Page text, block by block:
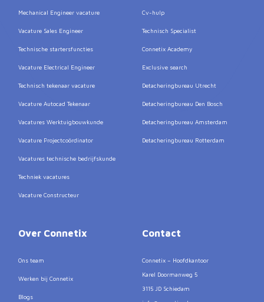
Mechanical Engineer vacature
Vacature Sales Engineer
Technische startersfuncties
Vacature Electrical Engineer
Technisch tekenaar vacature
Vacature Autocad Tekenaar
Vacatures Werktuigbouwkunde
Vacature Projectcoördinator
Vacatures technische bedrijfskunde
Techniek vacatures
Vacature Constructeur
Cv-hulp
Technisch Specialist
Connetix Academy
Exclusive search
Detacheringbureau Utrecht
Detacheringbureau Den Bosch
Detacheringbureau Amsterdam
Detacheringbureau Rotterdam
Over Connetix
Ons team
Werken bij Connetix
Blogs
Contact
Connetix – Hoofdkantoor
Karel Doormanweg 5
3115 JD Schiedam